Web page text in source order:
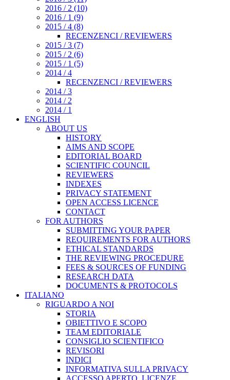
2016 / 2 (10)
2016 / 1 (9)
2015 / 4 (8)
RECENZENCI / REVIEWERS
2015 / 3 (7)
2015 / 2 (6)
2015 / 1 (5)
2014 / 4
RECENZENCI / REVIEWERS
2014 / 3
2014 / 2
2014 / 1
ENGLISH
ABOUT US
HISTORY
AIMS AND SCOPE
EDITORIAL BOARD
SCIENTIFIC COUNCIL
REVIEWERS
INDEXES
PRIVACY STATEMENT
OPEN ACCESS LICENCE
CONTACT
FOR AUTHORS
SUBMITTING YOUR PAPER
REQUIREMENTS FOR AUTHORS
ETHICAL STANDARDS
THE REVIEWING PROCEDURE
FEES & SOURCES OF FUNDING
RESEARCH DATA
DOCUMENTS & PROTOCOLS
ITALIANO
RIGUARDO A NOI
STORIA
OBIETTIVO E SCOPO
TEAM EDITORIALE
CONSIGLIO SCIENTIFICO
REVISORI
INDICI
INFORMATIVA SULLA PRIVACY
ACCESSO APERTO, LICENZE